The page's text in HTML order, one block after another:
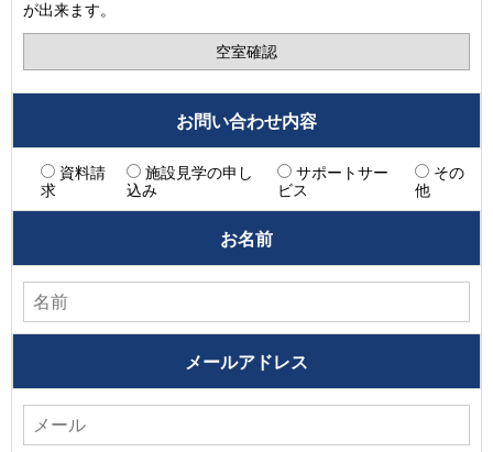
が出来ます。
空室確認
お問い合わせ内容
資料請
求
施設見学の申し
込み
サポートサー
ビス
その
他
お名前
メールアドレス